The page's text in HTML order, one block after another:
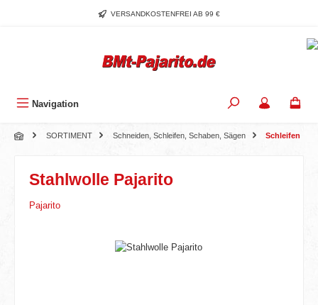
Zum Hauptinhalt springenVERSANDKOSTENFREI AB 99 €
Navigation
SORTIMENT Schneiden, Schleifen, Schaben, Sägen Schleifen
Stahlwolle Pajarito
Pajarito
Bildergalerie überspringen